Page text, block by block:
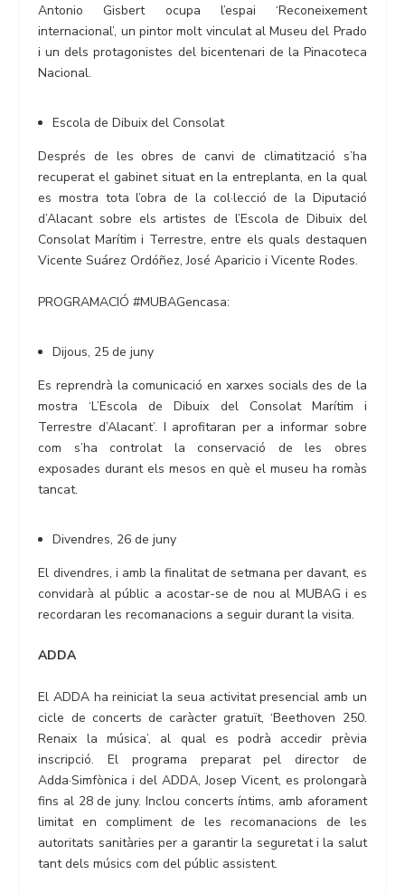
Antonio Gisbert ocupa l’espai ‘Reconeixement
internacional’, un pintor molt vinculat al Museu del Prado
i un dels protagonistes del bicentenari de la Pinacoteca
Nacional.
Escola de Dibuix del Consolat
Després de les obres de canvi de climatització s’ha
recuperat el gabinet situat en la entreplanta, en la qual
es mostra tota l’obra de la col·lecció de la Diputació
d’Alacant sobre els artistes de l’Escola de Dibuix del
Consolat Marítim i Terrestre, entre els quals destaquen
Vicente Suárez Ordóñez, José Aparicio i Vicente Rodes.
PROGRAMACIÓ #MUBAGencasa:
Dijous, 25 de juny
Es reprendrà la comunicació en xarxes socials des de la
mostra ‘L’Escola de Dibuix del Consolat Marítim i
Terrestre d’Alacant’. I aprofitaran per a informar sobre
com s’ha controlat la conservació de les obres
exposades durant els mesos en què el museu ha romàs
tancat.
Divendres, 26 de juny
El divendres, i amb la finalitat de setmana per davant, es
convidarà al públic a acostar-se de nou al MUBAG i es
recordaran les recomanacions a seguir durant la visita.
ADDA
El ADDA ha reiniciat la seua activitat presencial amb un
cicle de concerts de caràcter gratuït, ‘Beethoven 250.
Renaix la música’, al qual es podrà accedir prèvia
inscripció. El programa preparat pel director de
Adda·Simfònica i del ADDA, Josep Vicent, es prolongarà
fins al 28 de juny. Inclou concerts íntims, amb aforament
limitat en compliment de les recomanacions de les
autoritats sanitàries per a garantir la seguretat i la salut
tant dels músics com del públic assistent.